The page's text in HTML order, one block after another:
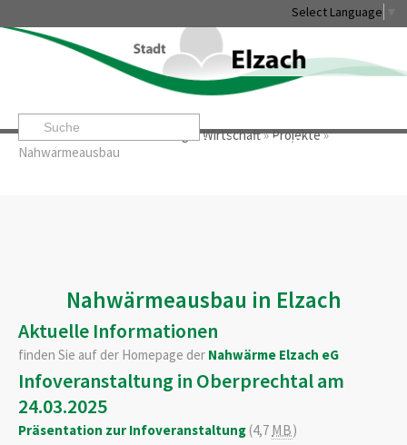
Select Language
Startseite» Stadtentwicklung & Wirtschaft»Projekte»
Nahwärmeausbau
Leben & Erleben Rathaus & Service Stadtentwicklung &
Nahwärmeausbau in Elzach
Aktuelle Informationen
finden Sie auf der Homepage der Nahwärme Elzach eG
Infoveranstaltung in Oberprechtal am
24.03.2025
Präsentation zur Infoveranstaltung(4,7 MB)